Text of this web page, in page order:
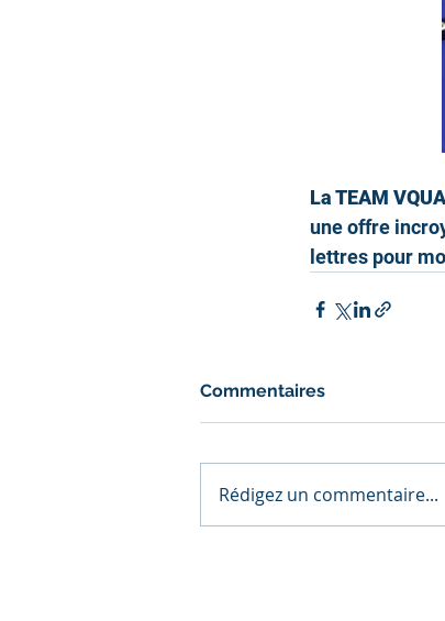
La TEAM
une offre
lettres pour
Commentaires
Rédigez un commentaire...